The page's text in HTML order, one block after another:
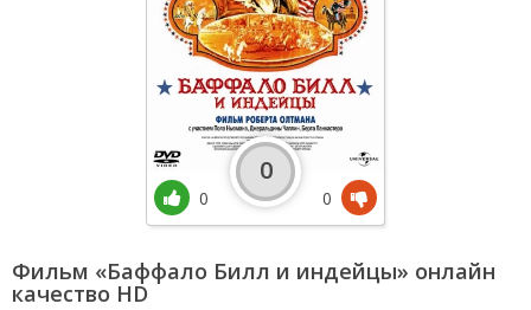
Фильм «Баффало Билл и индейцы» онлайн
качество HD
0
0
0